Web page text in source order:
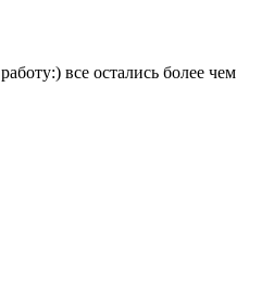
все остались более чем